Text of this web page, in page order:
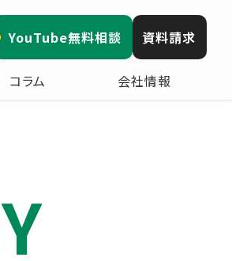
コラム 会社情報
YouTube無料相談 資料請求